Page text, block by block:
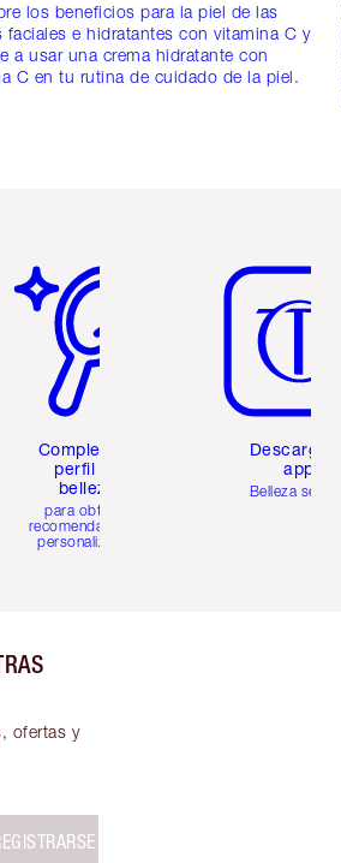
los beneficios para la piel de las
faciales e hidratantes con vitamina C y
a usar una crema hidratante con
C en tu rutina de cuidado de la piel.
Completa tu
perfil de
belleza
para obtener
recomendaciones
personalizadas
Descarga la
app
Belleza sencilla
ofertas y